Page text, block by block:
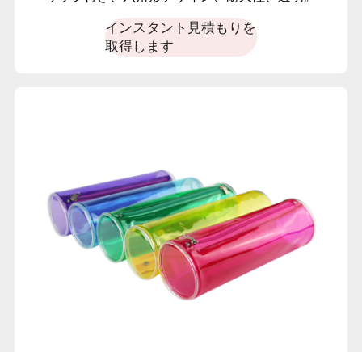
インスタント見積もりを
取得します